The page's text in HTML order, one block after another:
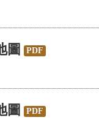
圖 PDF
圖 PDF